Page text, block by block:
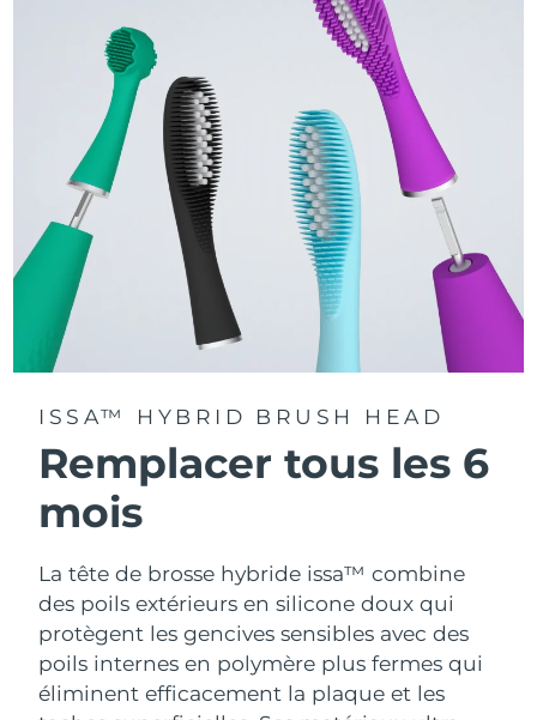
La technologie Sonic Pulse délivre 11 000 pulsations par
minute.
Accédez à des modes de brossage personnalisés via
l'application FOREO For You.
ISSA™ HYBRID BRUSH HEAD
Remplacer tous les 6
mois
La tête de brosse hybride issa™ combine
des poils extérieurs en silicone doux qui
protègent les gencives sensibles avec des
poils internes en polymère plus fermes qui
éliminent efficacement la plaque et les